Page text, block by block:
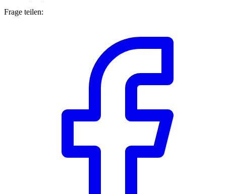
Frage teilen: